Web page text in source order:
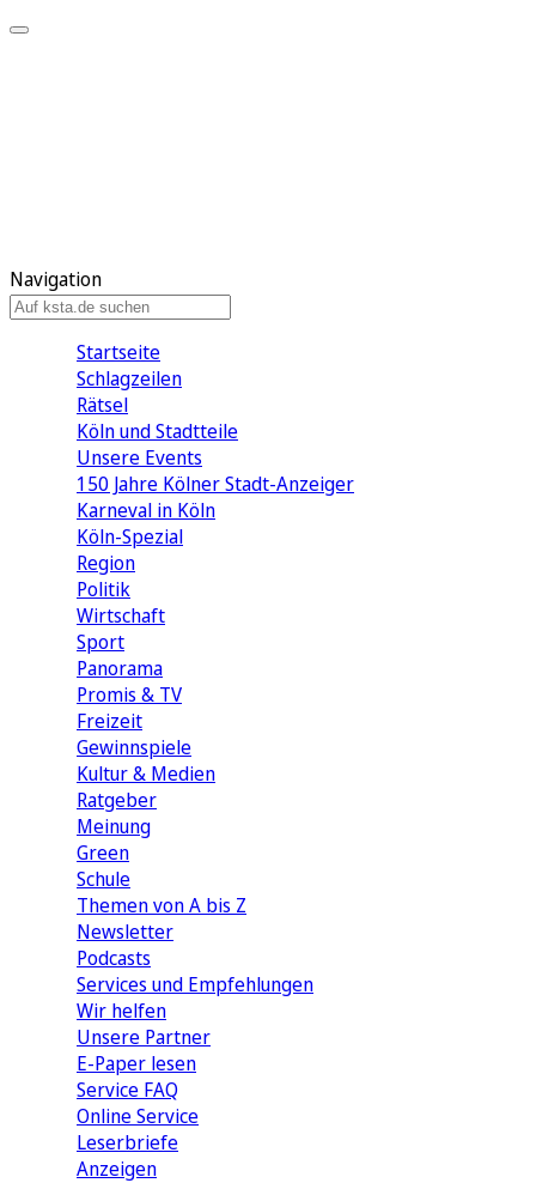
Navigation
Startseite
Schlagzeilen
Rätsel
Köln und Stadtteile
Unsere Events
150 Jahre Kölner Stadt-Anzeiger
Karneval in Köln
Köln-Spezial
Region
Politik
Wirtschaft
Sport
Panorama
Promis & TV
Freizeit
Gewinnspiele
Kultur & Medien
Ratgeber
Meinung
Green
Schule
Themen von A bis Z
Newsletter
Podcasts
Services und Empfehlungen
Wir helfen
Unsere Partner
E-Paper lesen
Service FAQ
Online Service
Leserbriefe
Anzeigen